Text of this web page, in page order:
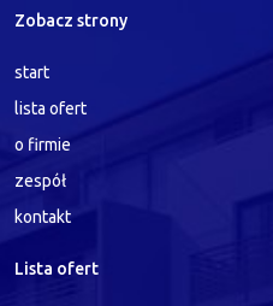
Zobacz strony
start
lista ofert
o firmie
zespół
kontakt
Lista ofert